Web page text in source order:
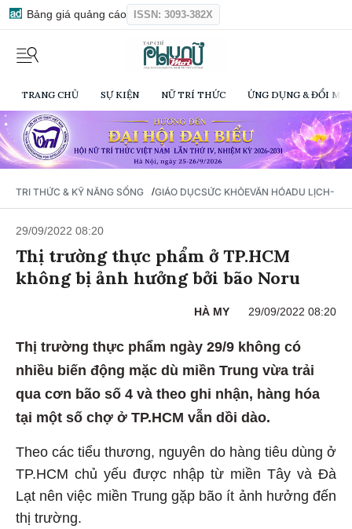
Bảng giá quảng cáo ISSN: 3093-382X
TRANG CHỦ SỰ KIỆN NỮ TRÍ THỨC ỨNG DỤNG & ĐỔI
TRI THỨC & KỸ NĂNG SỐNG /GIÁO DỤCSỨC KHỎEVĂN HÓADU LỊCH-
29/09/2022 08:20
Thị trường thực phẩm ở TP.HCM
không bị ảnh hưởng bởi bão Noru
HÀ MY 29/09/2022 08:20
Thị trường thực phẩm ngày 29/9 không có
nhiều biến động mặc dù miền Trung vừa trải
qua cơn bão số 4 và theo ghi nhận, hàng hóa
tại một số chợ ở TP.HCM vẫn dồi dào.
Theo các tiểu thương, nguyên do hàng tiêu dùng ở
TP.HCM chủ yếu được nhập từ miền Tây và Đà
Lạt nên việc miền Trung gặp bão ít ảnh hưởng đến
thị trường.